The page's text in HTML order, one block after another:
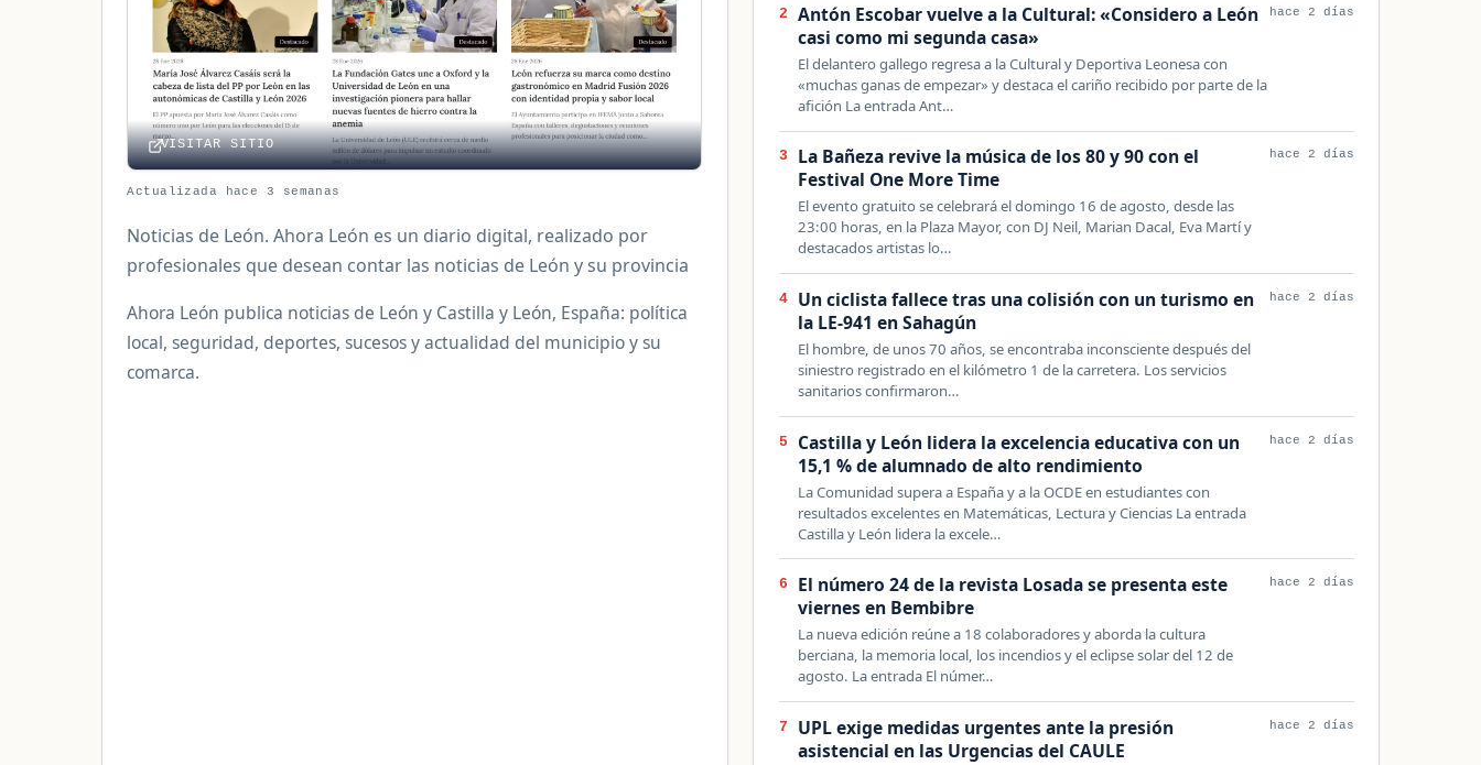
VISITAR SITIO
Actualizada hace 3 semanas
Noticias de León. Ahora León es un diario digital, realizado por
profesionales que desean contar las noticias de León y su provincia
Ahora León publica noticias de León y Castilla y León, España: política
local, seguridad, deportes, sucesos y actualidad del municipio y su
comarca.
2
Antón Escobar vuelve a la Cultural: «Considero a León
casi como mi segunda casa»
El delantero gallego regresa a la Cultural y Deportiva Leonesa con
«muchas ganas de empezar» y destaca el cariño recibido por parte de la
afición La entrada Ant…
hace 2 días
3
La Bañeza revive la música de los 80 y 90 con el
Festival One More Time
El evento gratuito se celebrará el domingo 16 de agosto, desde las
23:00 horas, en la Plaza Mayor, con DJ Neil, Marian Dacal, Eva Martí y
destacados artistas lo…
hace 2 días
4
Un ciclista fallece tras una colisión con un turismo en
la LE-941 en Sahagún
El hombre, de unos 70 años, se encontraba inconsciente después del
siniestro registrado en el kilómetro 1 de la carretera. Los servicios
sanitarios confirmaron…
hace 2 días
5
Castilla y León lidera la excelencia educativa con un
15,1 % de alumnado de alto rendimiento
La Comunidad supera a España y a la OCDE en estudiantes con
resultados excelentes en Matemáticas, Lectura y Ciencias La entrada
Castilla y León lidera la excele…
hace 2 días
6
El número 24 de la revista Losada se presenta este
viernes en Bembibre
La nueva edición reúne a 18 colaboradores y aborda la cultura
berciana, la memoria local, los incendios y el eclipse solar del 12 de
agosto. La entrada El númer…
hace 2 días
7
UPL exige medidas urgentes ante la presión
asistencial en las Urgencias del CAULE
hace 2 días